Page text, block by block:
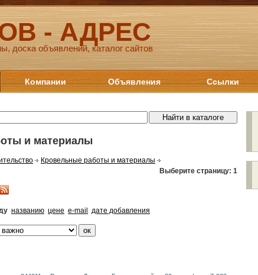
- АДРЕС
доска объявлений, каталог сайтов
Компании Объявления Ссылки
и материалы
Кровельные работы и материалы
Выберите страницу: 1
названию цене e-mail дате добавления